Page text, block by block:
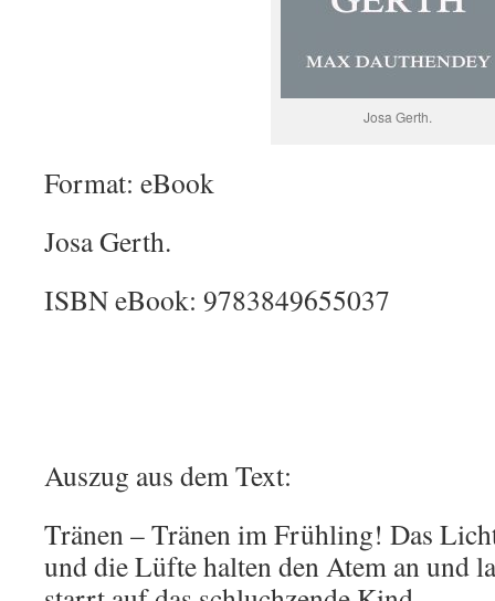
Josa Gerth.
Format: eBook
Josa Gerth.
ISBN eBook: 9783849655037
Auszug aus dem Text:
Tränen – Tränen im Frühling! Das
und die Lüfte halten den Atem an und